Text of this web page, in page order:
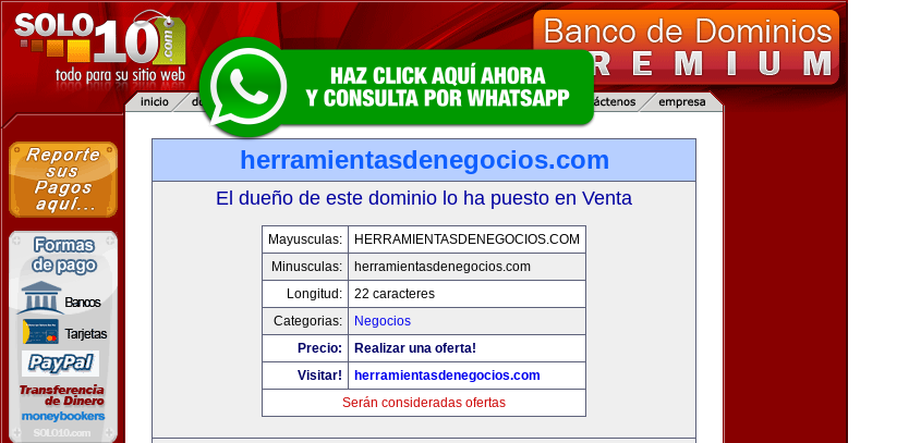
herramientasdenegocios.com
El dueño de este dominio lo ha puesto en Venta
Mayusculas:
HERRAMIENTASDENEGOCIOS.COM
Minusculas:
herramientasdenegocios.com
Longitud:
22 caracteres
Categorias:
Negocios
Precio:
Realizar una oferta!
Visitar!
herramientasdenegocios.com
Serán consideradas ofertas